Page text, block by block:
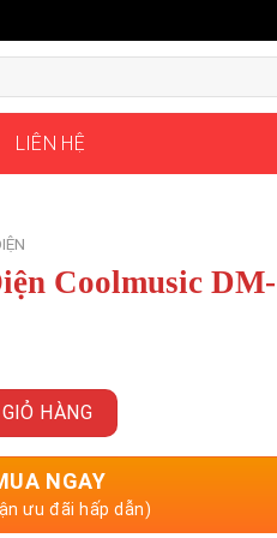
LIÊN HỆ
Coolmusic
100 số lượng
HÀNG
NGAY
ưu đãi hấp dẫn)